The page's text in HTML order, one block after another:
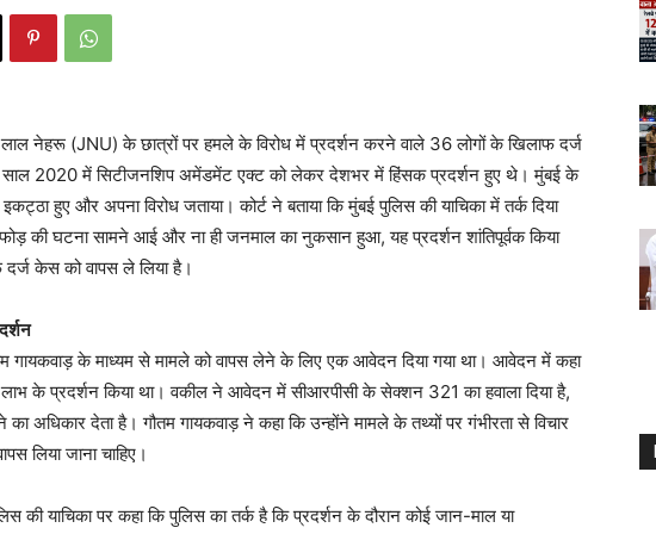
नेहरू (JNU) के छात्रों पर हमले के विरोध में प्रदर्शन करने वाले 36 लोगों के खिलाफ दर्ज
साल 2020 में सिटीजनशिप अमेंडमेंट एक्ट को लेकर देशभर में हिंसक प्रदर्शन हुए थे। मुंबई के
हुए और अपना विरोध जताया। कोर्ट ने बताया कि मुंबई पुलिस की याचिका में तर्क दिया
की घटना सामने आई और ना ही जनमाल का नुकसान हुआ, यह प्रदर्शन शांतिपूर्वक किया
केस को वापस ले लिया है।
गायकवाड़ के माध्यम से मामले को वापस लेने के लिए एक आवेदन दिया गया था। आवेदन में कहा
लाभ के प्रदर्शन किया था। वकील ने आवेदन में सीआरपीसी के सेक्शन 321 का हवाला दिया है,
अधिकार देता है। गौतम गायकवाड़ ने कहा कि उन्होंने मामले के तथ्यों पर गंभीरता से विचार
लिया जाना चाहिए।
की याचिका पर कहा कि पुलिस का तर्क है कि प्रदर्शन के दौरान कोई जान-माल या